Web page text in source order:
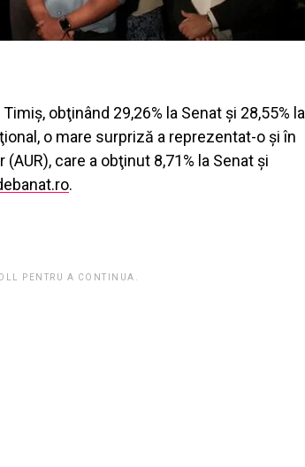
obţinând 29,26% la Senat şi 28,55% la
o mare surpriză a reprezentat-o şi în
care a obţinut 8,71% la Senat şi
.
PENTRU A CONTINUA.